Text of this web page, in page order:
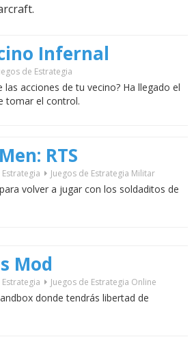
Infernal
de Estrategia
las acciones de tu vecino? Ha llegado el
tomar el control.
RTS
Estrategia Juegos de Estrategia Militar
volver a jugar con los soldaditos de
Mod
Estrategia Juegos de Estrategia Online
donde tendrás libertad de